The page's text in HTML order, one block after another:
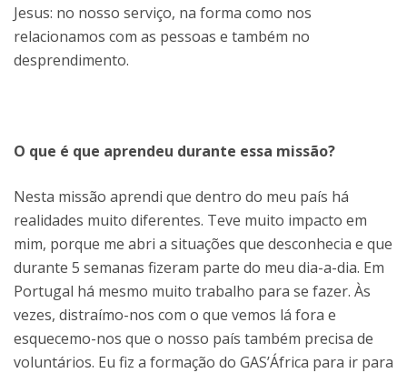
Jesus: no nosso serviço, na forma como nos
relacionamos com as pessoas e também no
desprendimento.
O que é que aprendeu durante essa missão?
Nesta missão aprendi que dentro do meu país há
realidades muito diferentes. Teve muito impacto em
mim, porque me abri a situações que desconhecia e que
durante 5 semanas fizeram parte do meu dia-a-dia. Em
Portugal há mesmo muito trabalho para se fazer. Às
vezes, distraímo-nos com o que vemos lá fora e
esquecemo-nos que o nosso país também precisa de
voluntários. Eu fiz a formação do GAS’África para ir para